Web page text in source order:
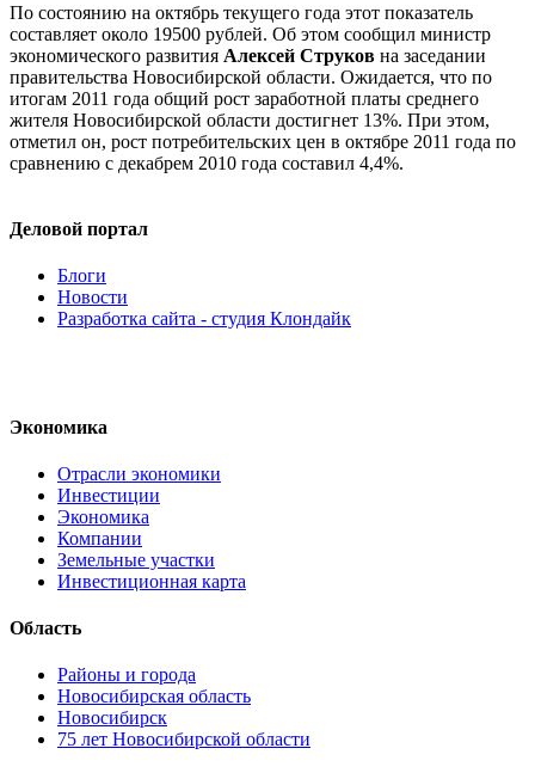
По состоянию на октябрь текущего года этот показатель
составляет около 19500 рублей. Об этом сообщил министр
экономического развития Алексей Струков на заседании
правительства Новосибирской области. Ожидается, что по
итогам 2011 года общий рост заработной платы среднего
жителя Новосибирской области достигнет 13%. При этом,
отметил он, рост потребительских цен в октябре 2011 года по
сравнению с декабрем 2010 года составил 4,4%.
Деловой портал
Блоги
Новости
Разработка сайта - студия Клондайк
Экономика
Отрасли экономики
Инвестиции
Экономика
Компании
Земельные участки
Инвестиционная карта
Область
Районы и города
Новосибирская область
Новосибирск
75 лет Новосибирской области